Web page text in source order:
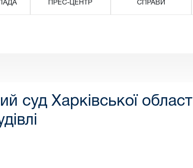
ПРЕС-ЦЕНТР СПРАВИ
суд Харківської